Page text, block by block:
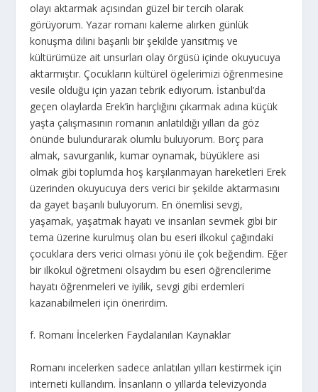
olayı aktarmak açısından güzel bir tercih olarak
görüyorum. Yazar romanı kaleme alırken günlük
konuşma dilini başarılı bir şekilde yansıtmış ve
kültürümüze ait unsurları olay örgüsü içinde okuyucuya
aktarmıştır. Çocukların kültürel ögelerimizi öğrenmesine
vesile olduğu için yazarı tebrik ediyorum. İstanbul’da
geçen olaylarda Erek’in harçlığını çıkarmak adına küçük
yaşta çalışmasının romanın anlatıldığı yılları da göz
önünde bulundurarak olumlu buluyorum. Borç para
almak, savurganlık, kumar oynamak, büyüklere asi
olmak gibi toplumda hoş karşılanmayan hareketleri Erek
üzerinden okuyucuya ders verici bir şekilde aktarmasını
da gayet başarılı buluyorum. En önemlisi sevgi,
yaşamak, yaşatmak hayatı ve insanları sevmek gibi bir
tema üzerine kurulmuş olan bu eseri ilkokul çağındaki
çocuklara ders verici olması yönü ile çok beğendim. Eğer
bir ilkokul öğretmeni olsaydım bu eseri öğrencilerime
hayatı öğrenmeleri ve iyilik, sevgi gibi erdemleri
kazanabilmeleri için önerirdim.
f. Romanı İncelerken Faydalanılan Kaynaklar
Romanı incelerken sadece anlatılan yılları kestirmek için
interneti kullandım. İnsanların o yıllarda televizyonda